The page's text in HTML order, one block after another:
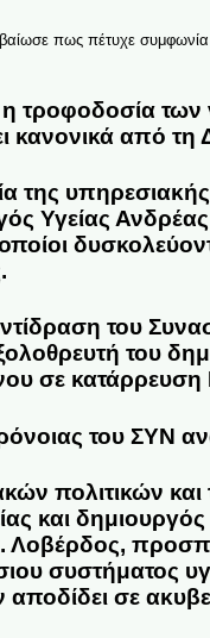
πως πέτυχε συμφωνία
τροφοδοσία των
κανονικά από τη
της
Υγείας
του
του
σε
του ΣΥΝ
πολιτικών και
και
συστήματος
σε